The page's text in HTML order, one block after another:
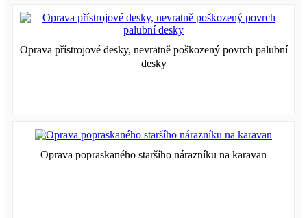
Oprava přístrojové desky, nevratně poškozený povrch palubní
desky
Oprava popraskaného staršího nárazníku na karavan